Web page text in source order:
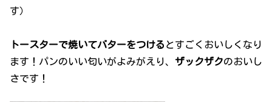
す）
トースターで焼いてバターをつける とすごくおいしくなり
ます！パンのいい匂いがよみがえり、 ザックザクのおいし
さです！